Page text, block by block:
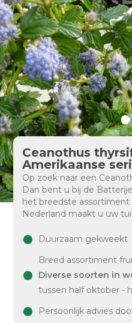
Ceanothus
Amerikaanse
Op zoek naar een
Dan bent u bij de
het breedste
Nederland maakt u uw
Duurzaam gekweekt
Breed assortiment
Diverse soorten in
tussen half oktober -
Persoonlijk advies